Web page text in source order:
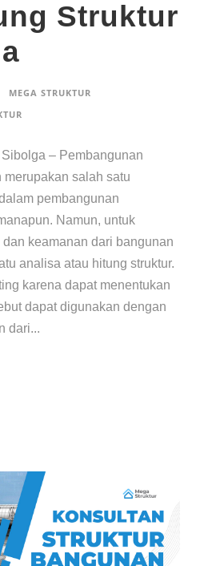
Struktur
MEGA STRUKTUR
– Pembangunan
salah satu
pembangunan
Namun, untuk
keamanan dari bangunan
analisa atau hitung struktur.
karena dapat menentukan
dapat digunakan dengan
dari...